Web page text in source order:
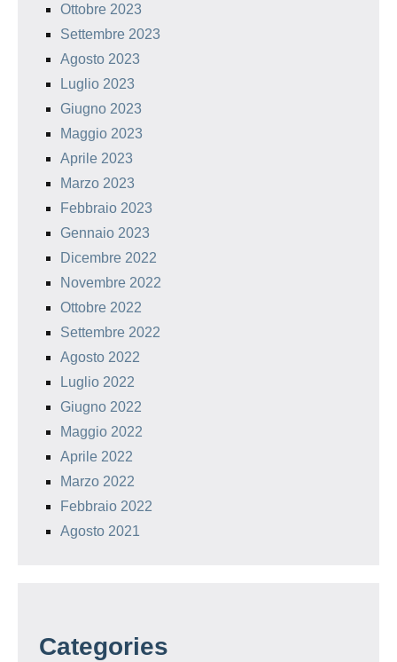
Ottobre 2023
Settembre 2023
Agosto 2023
Luglio 2023
Giugno 2023
Maggio 2023
Aprile 2023
Marzo 2023
Febbraio 2023
Gennaio 2023
Dicembre 2022
Novembre 2022
Ottobre 2022
Settembre 2022
Agosto 2022
Luglio 2022
Giugno 2022
Maggio 2022
Aprile 2022
Marzo 2022
Febbraio 2022
Agosto 2021
Categories